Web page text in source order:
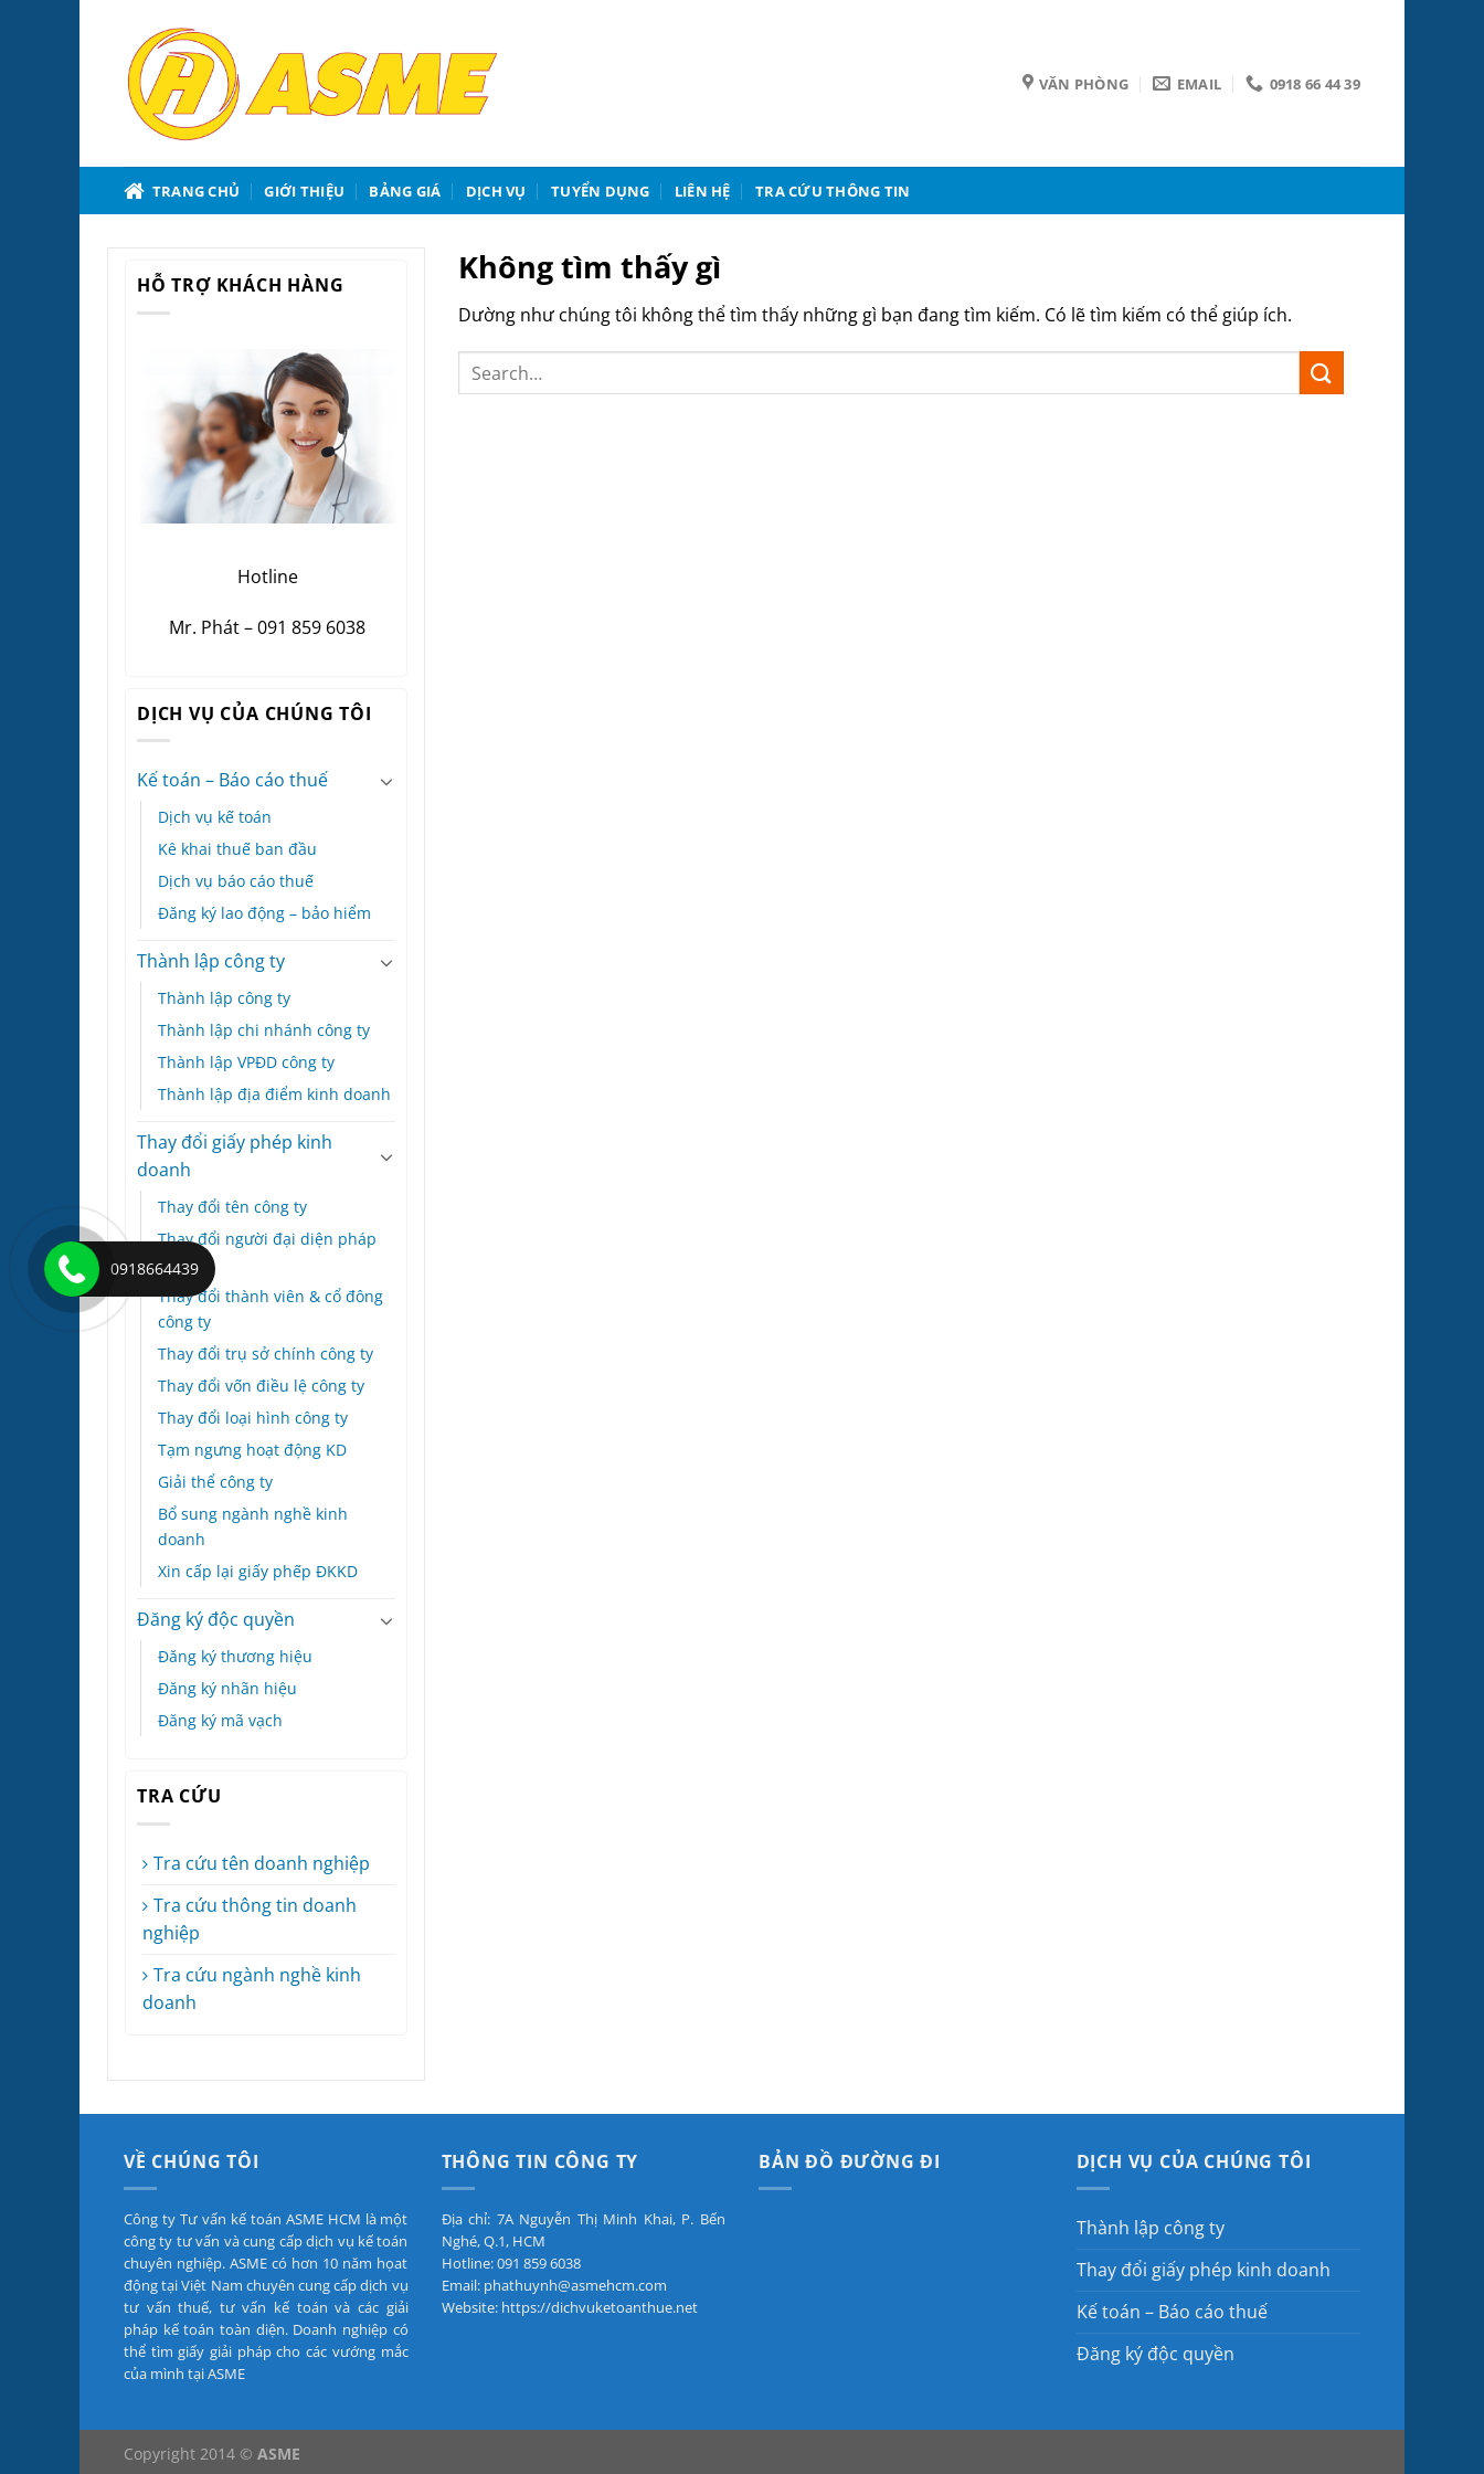
VĂN PHÒNG EMAIL 0918 66 44 39
TRANG CHỦ GIỚI THIỆU BẢNG GIÁ DỊCH VỤ TUYỂN DỤNG LIÊN HỆ TRA CỨU THÔNG TIN
HỖ TRỢ KHÁCH HÀNG
Hotline
Mr. Phát – 091 859 6038
DỊCH VỤ CỦA CHÚNG TÔI
Kế toán – Báo cáo thuế
Dịch vụ kế toán
Kê khai thuế ban đầu
Dịch vụ báo cáo thuế
Đăng ký lao động – bảo hiểm
Thành lập công ty
Thành lập công ty
Thành lập chi nhánh công ty
Thành lập VPĐD công ty
Thành lập địa điểm kinh doanh
Thay đổi giấy phép kinh
doanh
Thay đổi tên công ty
Thay đổi người đại diện pháp
luật
Thay đổi thành viên & cổ đông
công ty
Thay đổi trụ sở chính công ty
Thay đổi vốn điều lệ công ty
Thay đổi loại hình công ty
Tạm ngưng hoạt động KD
Giải thể công ty
Bổ sung ngành nghề kinh
doanh
Xin cấp lại giấy phếp ĐKKD
Đăng ký độc quyền
Đăng ký thương hiệu
Đăng ký nhãn hiệu
Đăng ký mã vạch
TRA CỨU
Tra cứu tên doanh nghiệp
Tra cứu thông tin doanh
nghiệp
Tra cứu ngành nghề kinh
doanh
Không tìm thấy gì
Dường như chúng tôi không thể tìm thấy những gì bạn đang tìm kiếm. Có lẽ tìm kiếm có thể giúp ích.
VỀ CHÚNG TÔI
Công ty Tư vấn kế toán ASME HCM là một
công ty tư vấn và cung cấp dịch vụ kế toán
chuyên nghiệp. ASME có hơn 10 năm họat
động tại Việt Nam chuyên cung cấp dịch vụ
tư vấn thuế, tư vấn kế toán và các giải
pháp kế toán toàn diện. Doanh nghiệp có
thể tìm giấy giải pháp cho các vướng mắc
của mình tại ASME
THÔNG TIN CÔNG TY
Địa chỉ: 7A Nguyễn Thị Minh Khai, P. Bến
Nghé, Q.1, HCM
Hotline: 091 859 6038
Email: phathuynh@asmehcm.com
Website: https://dichvuketoanthue.net
BẢN ĐỒ ĐƯỜNG ĐI DỊCH VỤ CỦA CHÚNG TÔI
Thành lập công ty
Thay đổi giấy phép kinh doanh
Kế toán – Báo cáo thuế
Đăng ký độc quyền
Copyright 2014 © ASME
0918664439